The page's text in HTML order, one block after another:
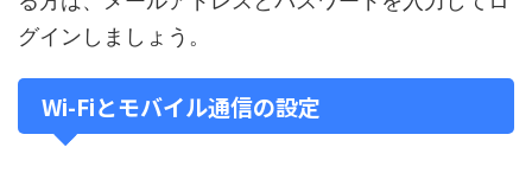
グインしましょう。
Wi-Fiとモバイル通信の設定